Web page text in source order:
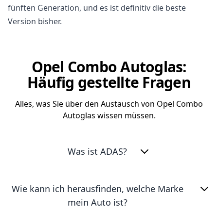
fünften Generation, und es ist definitiv die beste
Version bisher.
Opel Combo Autoglas:
Häufig gestellte Fragen
Alles, was Sie über den Austausch von Opel Combo
Autoglas wissen müssen.
Was ist ADAS?
Wie kann ich herausfinden, welche Marke
mein Auto ist?